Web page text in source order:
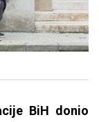
BiH donio